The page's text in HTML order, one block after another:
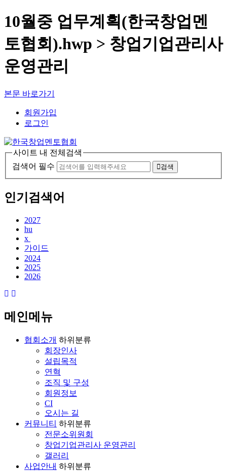
10월중 업무계획(한국창업멘
토협회).hwp > 창업기업관리사
운영관리
본문 바로가기
회원가입
로그인
사이트 내 전체검색
검색어 필수
검색
인기검색어
2027
hu
x
가이드
2024
2025
2026
메인메뉴
협회소개 하위분류
회장인사
설립목적
연혁
조직 및 구성
회원정보
CI
오시는 길
커뮤니티 하위분류
전문소위원회
창업기업관리사 운영관리
갤러리
사업안내 하위분류